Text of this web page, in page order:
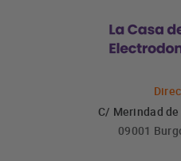
C/ Merindad
09001